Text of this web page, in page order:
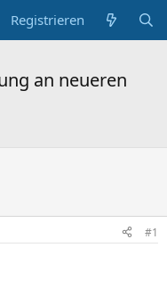
Registrieren
an neueren
#1